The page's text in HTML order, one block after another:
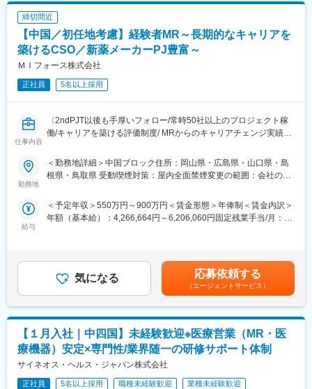
少しでも医療業界でキャリア形成したい！というお気持ちのある
方は是非ご応募ください！
変更の範囲：会社の定める業務
を実感できる活動ができます。
◎MR（医薬情報担当者）
医師や薬剤師、看護師など医療従事者に医薬品の効果や副作用な
どの情報提供や情報収集を行います。患者さんのQOL改善に向
け、日々最新情報を学習し医療の一旦を担う専門性の高い活動が
できます。
■入社後の流れ：
制は万全で、医療機器営業に必要な製品知識や業界の知識は入社
後に習得することができます。
◎PMによる安心のフォロー体制
社員の活動を、経験と知識を豊富に持つプロジェクトマネージャ
業活動が行えます。
◎多彩なキャリアパス
す。複数のプロジェクトを経験し、新たなキャリアに挑戦してい
くことを期待しています。
■勤務地：
（1）北海道：北海道
（2）東北：青森・秋田・岩手・山形・宮城・福島
（3）関東：東京・神奈川・千葉・埼玉・茨城・栃木・群馬
（4）甲信越：新潟・長野・山梨
（5）東海：愛知・岐阜・三重・静岡
（6）北陸：富山・石川・福井
締切間近
【中国／初任地考慮】経験者MR～長期的なキャリアを
築けるCSO／新薬メーカーPJ豊富～
ＭＩフォース株式会社
正社員 5名以上採用
仕事内容
〈2ndPJT以後も手厚いフォロー/常時50社以上のプロジェクト稼
働/キャリアを築ける評価制度/ MRからのキャリアチェンジ実績有
クライアントである製薬会社のプロジェクトに所属し、MRとして
活躍していただきます。病院やクリニックの医師や医療関係者に
【同社の特徴】
■必ず新薬メーカーのプロジェクトにアサインします
オンコロジーを含め、希少疾患領域も多数ございますので、スペ
シャリスト、ゼネラリストどちらも目指すことが可能です。
■少数精鋭ならではの魅力～待機リスクが低いため、安心して就業
できる環境です～
適切なフォローを実施するために約300人のMR数を保って運営し
ており、プロジェクト終了の数か月前から面談を実施しているた
め、隙間なくアサインすることができますのでMRの成長機会を奪
うことは決してございません。適切なフォローが顧客である製薬
企業からの満足にもつながり、業界内でも評価されています。
■親身なフォロー体制とキャリアを築ける評価制度
勤務地
＜勤務地詳細＞中国ブロック住所：岡山県・広島県・山口県・島
根県・鳥取県 受動喫煙対策：屋内全面禁煙変更の範囲：会社の定
給与
＜予定年収＞550万円～900万円＜賃金形態＞年俸制＜賃金内訳＞
年額（基本給）：4,266,664円～6,206,060円固定残業手当/月：
給与補足＞■別途、外勤手当など手当支給※経験・能力などを考慮
の上、話し合いで決定賃金はあくまでも目安の金額であり、選考
を通じて上下する可能性があります。月給(月額)は固定手当を含め
た表記です。
気になる 応募依頼する
（エージェントサービス）
【１月入社｜中四国】未経験歓迎※医療営業（MR・医
療機器）安定×専門性/業界随一の研修サポート体制
サイネオス・ヘルス・ジャパン株式会社
正社員 5名以上採用 職種未経験歓迎 業種未経験歓迎